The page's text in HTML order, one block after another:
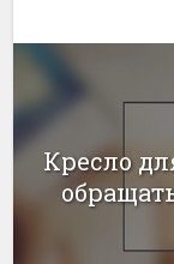
Кресло